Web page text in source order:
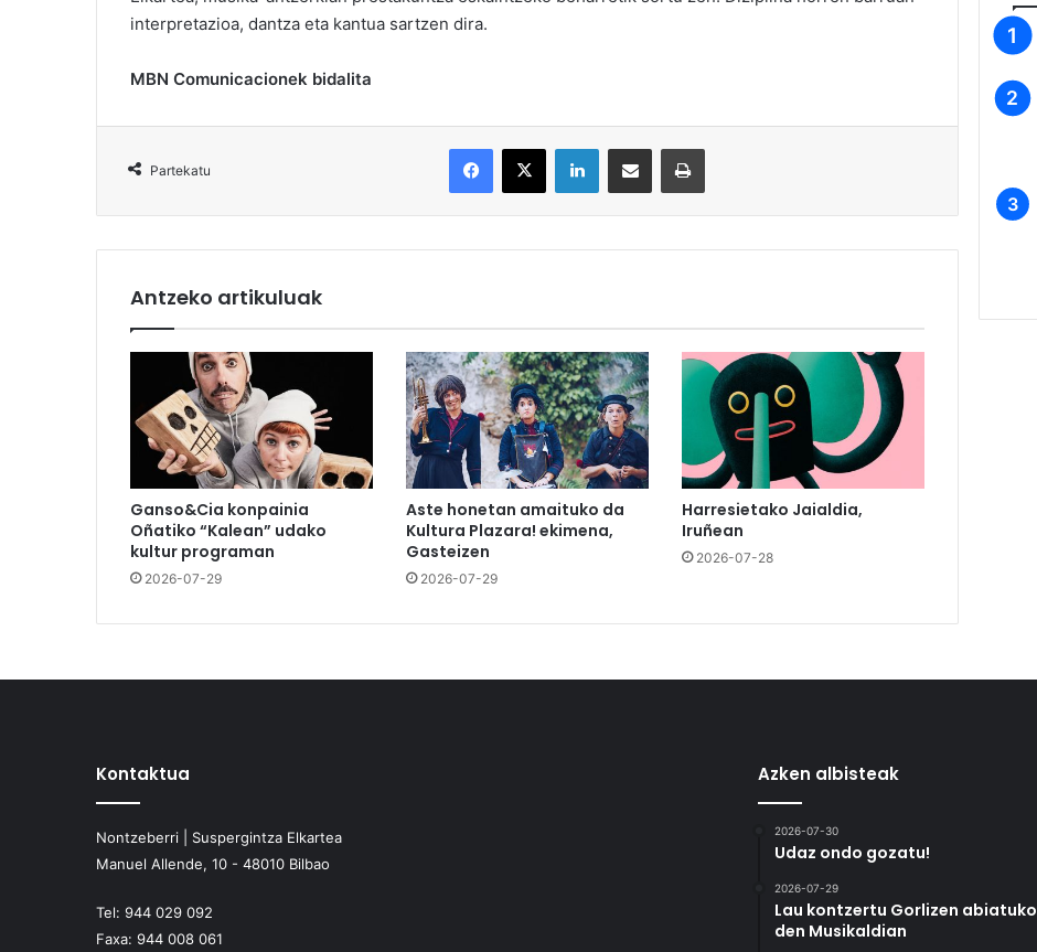
interpretazioa, dantza eta kantua sartzen dira.
MBN Comunicacionek bidalita
Partekatu
Antzeko artikuluak
Ganso&Cia konpainia
Oñatiko “Kalean” udako
kultur programan
2026-07-29
Aste honetan amaituko da
Kultura Plazara! ekimena,
Gasteizen
2026-07-29
Harresietako Jaialdia,
Iruñean
2026-07-28
Kontaktua
Nontzeberri | Suspergintza Elkartea
Manuel Allende, 10 - 48010 Bilbao
Tel: 944 029 092
Faxa: 944 008 061
Azken albisteak
2026-07-30
Udaz ondo gozatu!
2026-07-29
Lau kontzertu Gorlizen abiatuko
den Musikaldian